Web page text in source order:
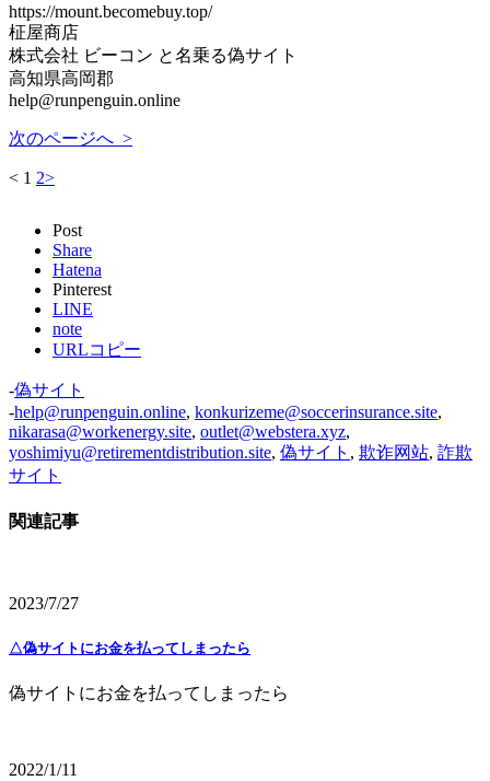
https://mount.becomebuy.top/
柾屋商店
株式会社 ビーコン と名乗る偽サイト
高知県高岡郡
help@runpenguin.online
次のページへ >
< 1 2>
Post
Share
Hatena
Pinterest
LINE
note
URLコピー
-偽サイト
-help@runpenguin.online, konkurizeme@soccerinsurance.site,
nikarasa@workenergy.site, outlet@webstera.xyz,
yoshimiyu@retirementdistribution.site, 偽サイト , 欺诈网站, 詐欺
サイト
関連記事
2023/7/27
△偽サイトにお金を払ってしまったら
偽サイトにお金を払ってしまったら
2022/1/11